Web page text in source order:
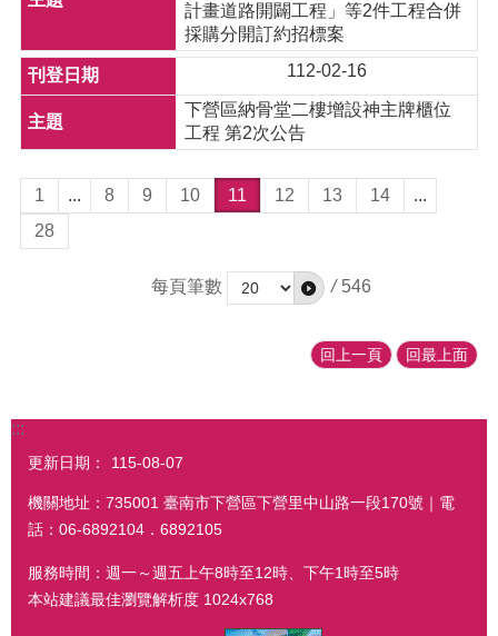
計畫道路開闢工程」等2件工程合併
採購分開訂約招標案
112-02-16
下營區納骨堂二樓增設神主牌櫃位
工程 第2次公告
1 ... 8 9 10 11 12 13 14
...
28
每頁筆數 / 546
回上一頁 回最上面
:::
更新日期： 115-08-07
機關地址：735001 臺南市下營區下營里中山路一段170號｜電
話：06-6892104．6892105
服務時間：週一～週五上午8時至12時、下午1時至5時
本站建議最佳瀏覽解析度 1024x768